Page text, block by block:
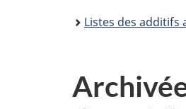
Listes des additifs